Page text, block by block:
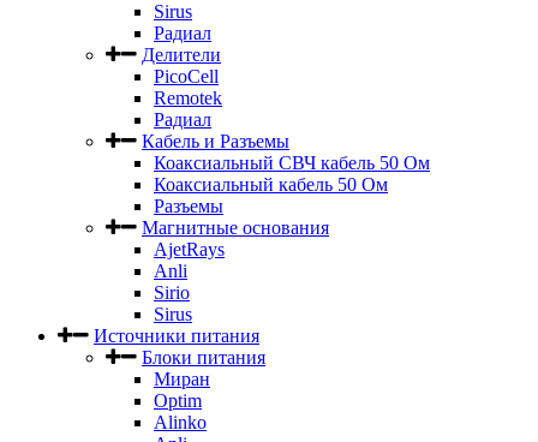
Sirus
Радиал
Делители
PicoCell
Remotek
Радиал
Кабель и Разъемы
Коаксиальный СВЧ кабель 50 Ом
Коаксиальный кабель 50 Ом
Разъемы
Магнитные основания
AjetRays
Anli
Sirio
Sirus
Источники питания
Блоки питания
Миран
Optim
Alinko